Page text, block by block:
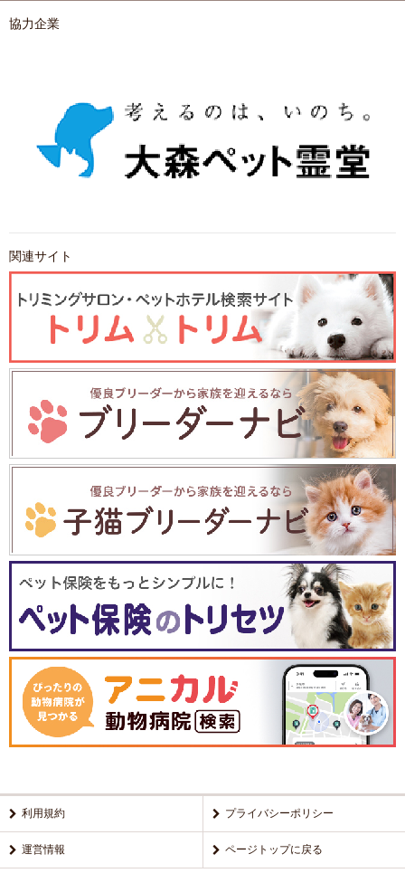
協力企業
関連サイト
利用規約 プライバシーポリシー
運営情報 ページトップに戻る